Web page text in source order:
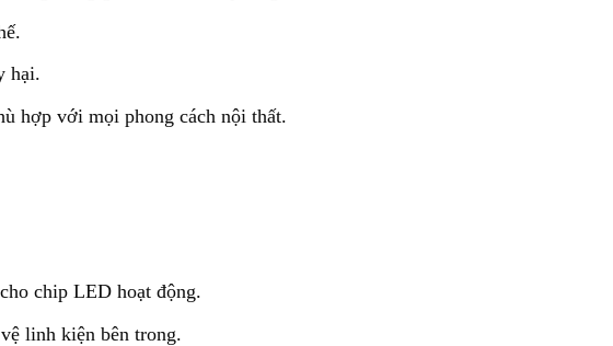
hại.
hợp với mọi phong cách nội thất.
chip LED hoạt động.
linh kiện bên trong.